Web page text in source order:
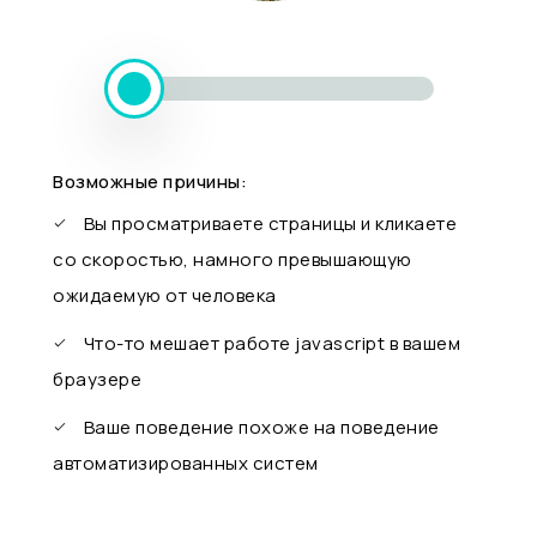
Возможные причины:
Вы просматриваете страницы и кликаете
со скоростью, намного превышающую
ожидаемую от человека
Что-то мешает работе javascript в вашем
браузере
Ваше поведение похоже на поведение
автоматизированных систем